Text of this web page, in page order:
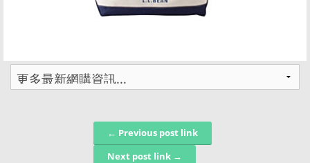
Post navigation← Previous post link
Next post link →